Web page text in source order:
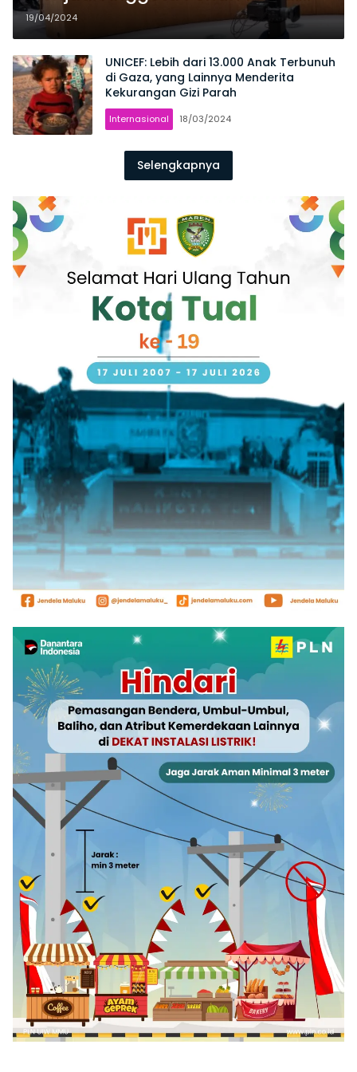
Dewan Keamanan, Padahal
Didukung 12 Negara
19/04/2024
UNICEF: Lebih dari 13.000 Anak Terbunuh
di Gaza, yang Lainnya Menderita
Kekurangan Gizi Parah
Internasional 18/03/2024
Selengkapnya